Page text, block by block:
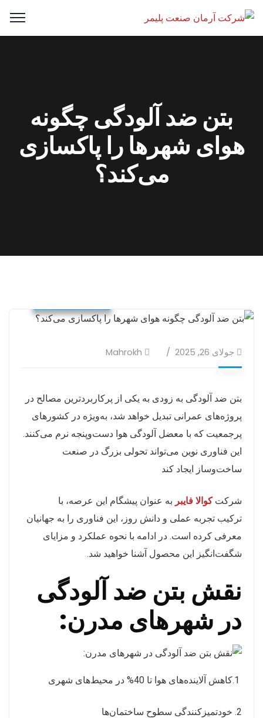
بتن ضد آلودگی چگونه
هوای شهرها را پاکسازی
می‌کند؟
جولای 26, 2025 Mahrokh
بتن ضد آلودگی به زودی به یکی از پرکاربردترین مصالح در
پروژه‌های عمرانی تبدیل خواهد شد، به‌ویژه در کشورهای
پرجمعیت که با معضل آلودگی هوا دست‌وپنجه نرم می‌کنند.
این فناوری نوین می‌تواند تحولی بزرگ در صنعت
ساخت‌وساز ایجاد کند
شرکت کوالا فایبر به عنوان پیشگام این عرصه، با
ترکیب تجربه عملی و دانش روز، این فناوری را به جهانیان
معرفی کرده است. در ادامه با نحوه عملکرد و مزایای
شگفت‌انگیز این محصول آشنا خواهید شد.
نقش بتن ضد آلودگی
در شهرهای مدرن:
تا 40% در محیط‌های شهری
2. خودتمیزکنندگی سطوح ساختمان‌ها